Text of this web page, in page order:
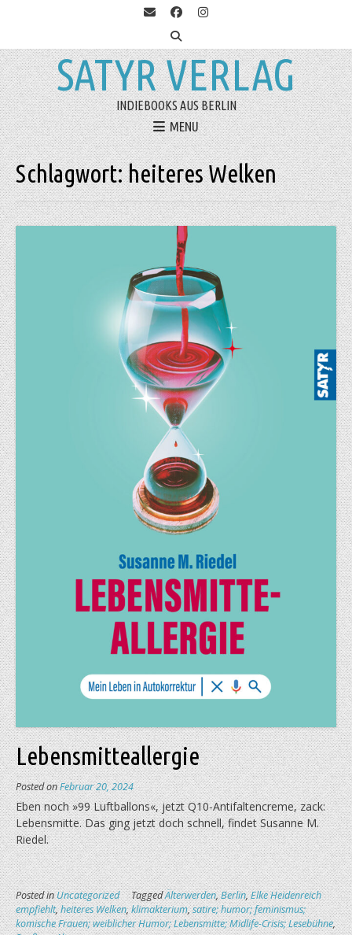
SATYR VERLAG
INDIEBOOKS AUS BERLIN
MENU
Schlagwort:heiteres Welken
Lebensmitteallergie
Posted onFebruar 20, 2024
Eben noch »99 Luftballons«, jetzt Q10-Antifaltencreme, zack:
Lebensmitte. Das ging jetzt doch schnell, findet Susanne M.
Riedel.
Posted inUncategorized TaggedÄlterwerden,Berlin,Elke Heidenreich
empfiehlt,heiteres Welken,klimakterium,satire; humor; feminismus;
komische Frauen; weiblicher Humor; Lebensmitte; Midlife-Crisis; Lesebühne,